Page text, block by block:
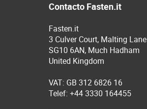
Contacto Fasten.it
Fasten.it
3 Culver Court, Malting Lane
SG10 6AN, Much Hadham
United Kingdom
VAT: GB 312 6826 16
Telef: +44 3330 164455